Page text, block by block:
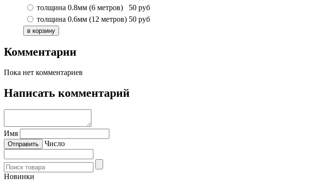
толщина 0.8мм (6 метров)
50 руб
толщина 0.6мм (12 метров) 50 руб
Комментарии
Пока нет комментариев
Написать комментарий
Имя
Число
Новинки